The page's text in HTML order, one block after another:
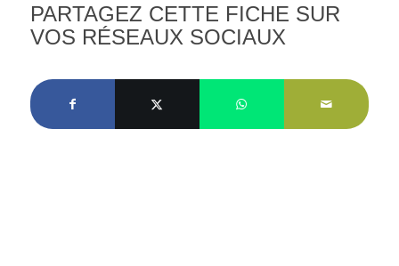
PARTAGEZ CETTE FICHE SUR
VOS RÉSEAUX SOCIAUX